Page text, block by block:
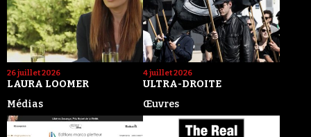
26 juillet 2026
LAURA LOOMER
4 juillet 2026
ULTRA-DROITE
Médias
Œuvres